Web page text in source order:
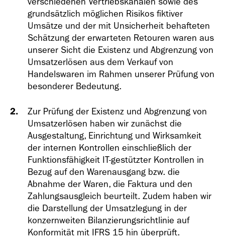
grundsätzlich möglichen Risikos fiktiver
Umsätze und der mit Unsicherheit behafteten
Schätzung der erwarteten Retouren waren aus
unserer Sicht die Existenz und Abgrenzung von
Umsatzerlösen aus dem Verkauf von
Handelswaren im Rahmen unserer Prüfung von
besonderer Bedeutung.
Zur Prüfung der Existenz und Abgrenzung von
Umsatzerlösen haben wir zunächst die
Ausgestaltung, Einrichtung und Wirksamkeit
der internen Kontrollen einschließlich der
Funktionsfähigkeit IT-gestützter Kontrollen in
Bezug auf den Warenausgang bzw. die
Abnahme der Waren, die Faktura und den
Zahlungsausgleich beurteilt. Zudem haben wir
die Darstellung der Umsatzlegung in der
konzernweiten Bilanzierungsrichtlinie auf
Konformität mit IFRS 15 hin überprüft.